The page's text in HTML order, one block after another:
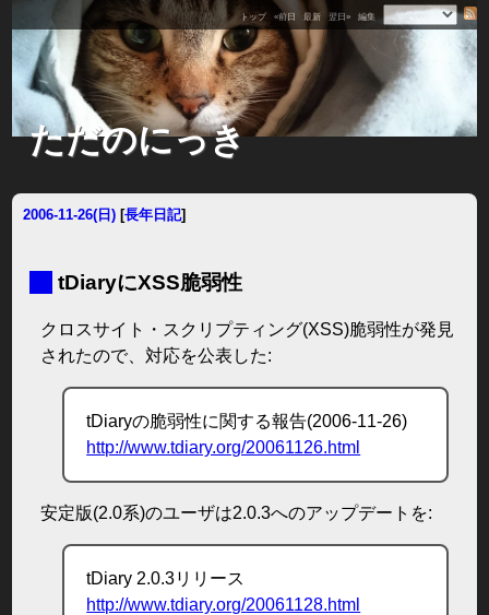
トップ «前日 最新 翌日» 編集
ただのにっき
2006-11-26(日) [長年日記]
tDiaryにXSS脆弱性
クロスサイト・スクリプティング(XSS)脆弱性が発見
されたので、対応を公表した:
tDiaryの脆弱性に関する報告(2006-11-26)
http://www.tdiary.org/20061126.html
安定版(2.0系)のユーザは2.0.3へのアップデートを:
tDiary 2.0.3リリース
http://www.tdiary.org/20061128.html